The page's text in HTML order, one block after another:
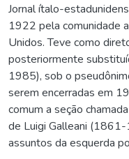
Jornal ítalo-
1922 pela comunidade
Unidos. Teve como
posteriormente
1985), sob o
serem encerradas em
comum a seção
de Luigi Galleani
assuntos da esquerda